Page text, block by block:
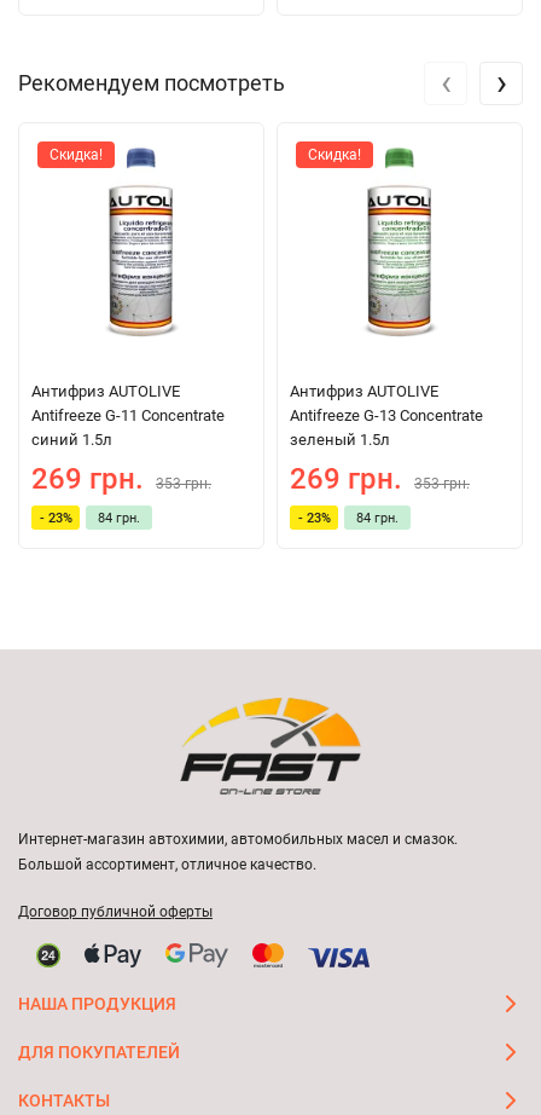
Рекомендуем посмотреть
Скидка!
Антифриз AUTOLIVE
Antifreeze G-11 Concentrate
синий 1.5л
269 грн. 353 грн.
- 23% 84 грн.
Скидка!
Антифриз AUTOLIVE
Antifreeze G-13 Concentrate
зеленый 1.5л
269 грн. 353 грн.
- 23% 84 грн.
‹ ›
Интернет-магазин автохимии, автомобильных масел и смазок.
Большой ассортимент, отличное качество.
Договор публичной оферты
НАША ПРОДУКЦИЯ
ДЛЯ ПОКУПАТЕЛЕЙ
КОНТАКТЫ